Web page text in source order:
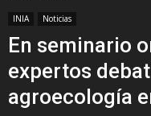
INIA Noticias
En seminario
expertos
agroecología